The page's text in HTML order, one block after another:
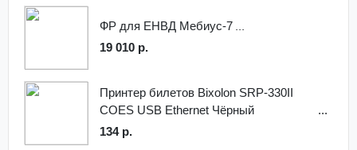
ФР для ЕНВД Мебиус-7
19 010 р.
Принтер билетов Bixolon SRP-330II
COES USB Ethernet Чёрный
134 р.